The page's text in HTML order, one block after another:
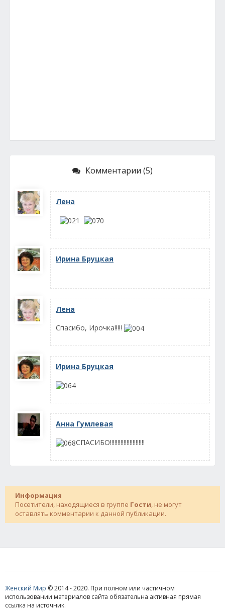
Комментарии (5)
Лена
Ирина Бруцкая
Лена
Спасибо, Ирочка!!!!!
Ирина Бруцкая
Анна Гумлевая
СПАСИБО!!!!!!!!!!!!!!!!!!!!!!!
Информация
Посетители, находящиеся в группе Гости , не могут
оставлять комментарии к данной публикации.
Женский Мир © 2014 - 2020. При полном или частичном
использовании материалов сайта обязательна активная прямая
ссылка на источник.